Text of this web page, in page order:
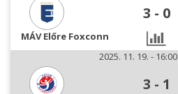
3 - 0
MÁV Előre Foxconn
2025. 11. 19. - 16:00
3 - 1